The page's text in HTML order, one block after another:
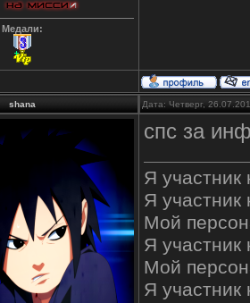
Медали:
shana Дата: Четверг,
спс за
Я участник
Я участник
Мой
Я участник
Мой
Я участник